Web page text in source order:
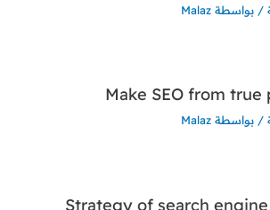
/ بواسطة Malaz
Make SEO from true
/ بواسطة Malaz
Strategy of search